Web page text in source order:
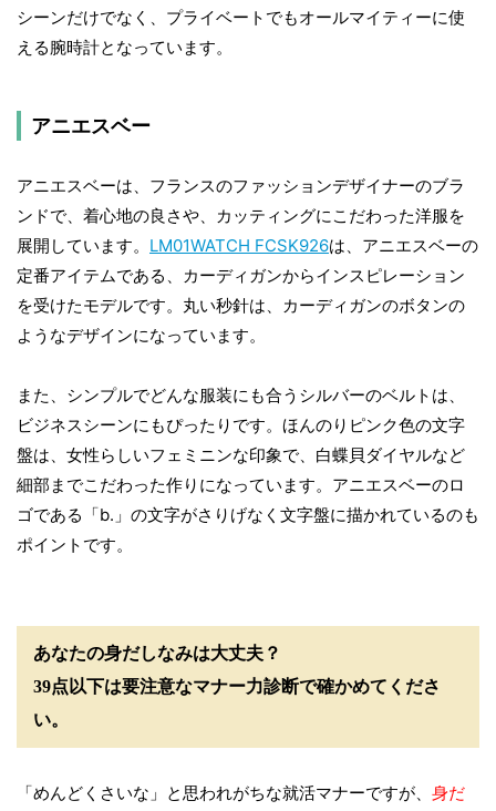
シーンだけでなく、プライベートでもオールマイティーに使
える腕時計となっています。
アニエスベー
アニエスベーは、フランスのファッションデザイナーのブラ
ンドで、着心地の良さや、カッティングにこだわった洋服を
展開しています。 LM01WATCH FCSK926は、アニエスベーの
定番アイテムである、カーディガンからインスピレーション
を受けたモデルです。丸い秒針は、カーディガンのボタンの
ようなデザインになっています。
また、シンプルでどんな服装にも合うシルバーのベルトは、
ビジネスシーンにもぴったりです。ほんのりピンク色の文字
盤は、女性らしいフェミニンな印象で、白蝶貝ダイヤルなど
細部までこだわった作りになっています。アニエスベーのロ
ゴである「b.」の文字がさりげなく文字盤に描かれているのも
ポイントです。
あなたの身だしなみは大丈夫？
39点以下は要注意なマナー力診断で確かめてくださ
い。
「めんどくさいな」と思われがちな就活マナーですが、 身だ